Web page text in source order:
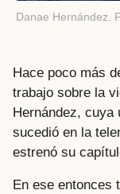
Danae Hernández.
Hace poco más
trabajo sobre la
Hernández, cuya
sucedió en la
estrenó su
En ese entonces